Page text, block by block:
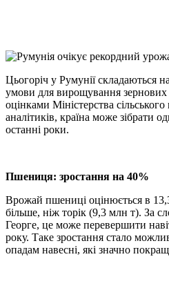
Link
Print
Цьогоріч у Румунії складаються
умови для вирощування зернових
оцінками Міністерства
аналітиків, країна може зібрати
останні роки.
Пшениця: зростання на 40%
Врожай пшениці оцінюється в
більше, ніж торік (9,3 млн т). За
Георге, це може перевершити
року. Таке зростання стало
опадам навесні, які значно